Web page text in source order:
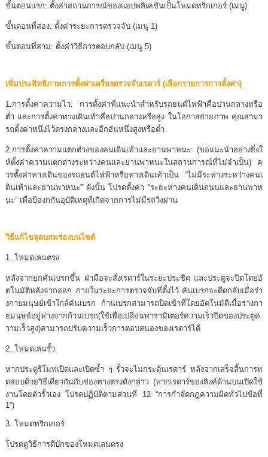
ขั้นตอนแรก: ตั้งค่าสถานการณ์ของแอปพลิเคชันเป็นโหมดทริกเกอร์ (เมนู)
ขั้นตอนที่สอง: ตั้งค่าระยะการตรวจจับ (เมนู 1)
ขั้นตอนที่สาม: ตั้งค่าวิธีการตอบกลับ (เมนู 5)
เพิ่มประสิทธิภาพการตั้งค่าเครื่องตรวจจับเรดาร์ (เลือกรายการการตั้งค่า)
1.การตั้งค่าความไว: การตั้งค่าที่แนะนำสำหรับรถยนต์ไฟฟ้าคือปานกลางหรือ
ต่ำ และการตั้งค่าทางเดินเท้าคือปานกลางหรือสูง ในโอกาสถ่ายภาพ คุณสามา
รถตั้งค่าหนึ่งไว้ตรงกลางและอีกอันหนึ่งสูงหรือต่ำ
2.การตั้งค่าความแตกต่างของคนเดินเท้าและยานพาหนะ: (ขอแนะนำอย่างยิ่งใ
ห้ตั้งค่าความแตกต่างระหว่างคนและยานพาหนะในสถานการณ์ที่ไม่จำเป็น) ค
วรตั้งค่าทางเดินของรถยนต์ไฟฟ้าหรือทางเดินเท้าเป็น “ไม่มีระห่างระหว่างคนเ
ดินเท้าและยานพาหนะ” ดังนั้น โปรดตั้งค่า “ระยะห่างคนเดินถนนและยานพาห
นะ” เพื่อป้องกกันอุบัติเหตุที่เกิดจากการไม่มีรถวิ่งผ่าน
วิธีแก้ไขจุดบกพร่องบนไซต์
1. โหมดเลนตรง
หลังจากยกคันเบรกขึ้น ฝ่ามือจะสั่งเรดาร์ในระยะประชิด และประตูจะปิดโดยอั
ตโนมัติหลังจากออก ภายในระยะการตรวจจับที่ตั้งไว้ คันเบรกจะดีดกลับเมื่อร่า
งกายมนุษย์เข้าใกล้คันเบรก ก้านเบรกสามารถปิดเข้าที่โดยอัตโนมัติเมื่อร่างกา
ยมนุษย์อยู่ห่างจากก้านเบรก(ใช้เพื่อเปลี่ยนพารามิเตอร์ความเร็วปิดของประตูค
วามเร็วสูง)สามารถปรับความเร็วการตอบสนองของเรดาร์ได้
2. โหมดเลนรั้ว
หากประตูรีโมทเปิดและเปิดซ้ำ ๆ รั้วจะไม่กระตุ้นเรดาร์ หลังจากเสร็จสิ้นการท
ดสอบด้วยวิธีเดียวกันกับช่องทางตรงดังกล่าว (หากเรดาร์ของลิงค์ด้านบนเปิดใช้
งานโดยตัวรั้วเอง โปรดปฏิบัติตามส่วนที่ 12 “การกำจัดกฎความผิดทั่วไปข้อที่
1”)
3. โหมดทริกเกอร์
โปรดดูวิธีการดีบักของโหมดเลนตรง